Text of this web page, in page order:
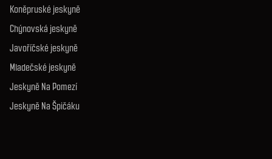
Koněpruské jeskyně
Chýnovská jeskyně
Javoříčské jeskyně
Mladečské jeskyně
Jeskyně Na Pomezí
Jeskyně Na Špičáku